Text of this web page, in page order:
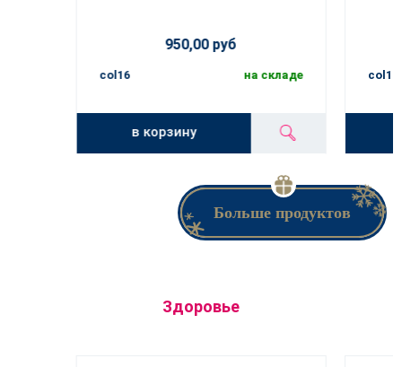
950,00 руб
col16 на складе
в корзину
Больше продуктов
Здоровье